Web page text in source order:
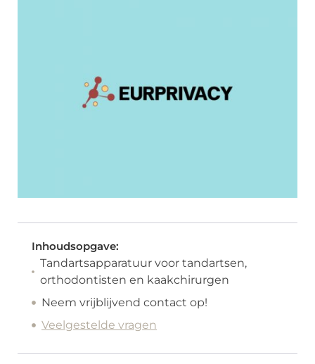
Inhoudsopgave:
Tandartsapparatuur voor tandartsen,
orthodontisten en kaakchirurgen
Neem vrijblijvend contact op!
Veelgestelde vragen